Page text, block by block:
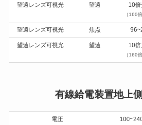
望遠レンズ可視光 望遠 10
（160
望遠レンズ可視光 焦点
望遠レンズ可視光 望遠 10
（160
有線給電装置地上
電圧